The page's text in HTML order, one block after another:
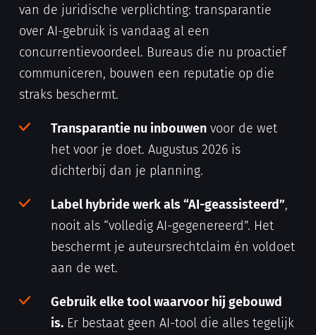
van de juridische verplichting: transparantie
over AI-gebruik is vandaag al een
concurrentievoordeel. Bureaus die nu proactief
communiceren, bouwen een reputatie op die
straks beschermt.
Transparantie nu inbouwen voor de wet
het voor je doet. Augustus 2026 is
dichterbij dan je planning.
Label hybride werk als “AI-geassisteerd”,
nooit als “volledig AI-gegenereerd”. Het
beschermt je auteursrechtclaim én voldoet
aan de wet.
Gebruik elke tool waarvoor hij gebouwd
is. Er bestaat geen AI-tool die alles tegelijk